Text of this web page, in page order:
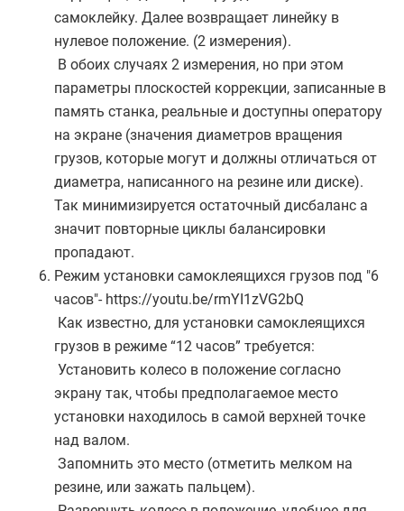
самоклейку. Далее возвращает линейку в
нулевое положение. (2 измерения).
В обоих случаях 2 измерения, но при этом
параметры плоскостей коррекции, записанные в
память станка, реальные и доступны оператору
на экране (значения диаметров вращения
грузов, которые могут и должны отличаться от
диаметра, написанного на резине или диске).
Так минимизируется остаточный дисбаланс а
значит повторные циклы балансировки
пропадают.
Режим установки самоклеящихся грузов под "6
часов"- https://youtu.be/rmYI1zVG2bQ
Как известно, для установки самоклеящихся
грузов в режиме “12 часов” требуется:
Установить колесо в положение согласно
экрану так, чтобы предполагаемое место
установки находилось в самой верхней точке
над валом.
Запомнить это место (отметить мелком на
резине, или зажать пальцем).